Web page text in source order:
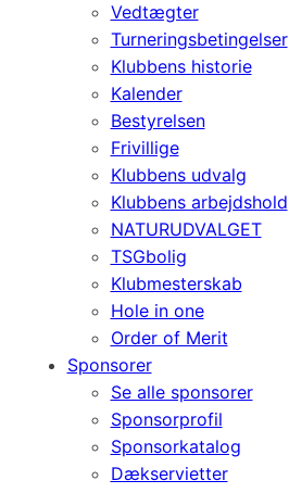
Vedtægter
Turneringsbetingelser
Klubbens historie
Kalender
Bestyrelsen
Frivillige
Klubbens udvalg
Klubbens arbejdshold
NATURUDVALGET
TSGbolig
Klubmesterskab
Hole in one
Order of Merit
Sponsorer
Se alle sponsorer
Sponsorprofil
Sponsorkatalog
Dækservietter